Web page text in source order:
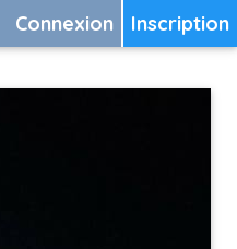
Inscription
Connexion